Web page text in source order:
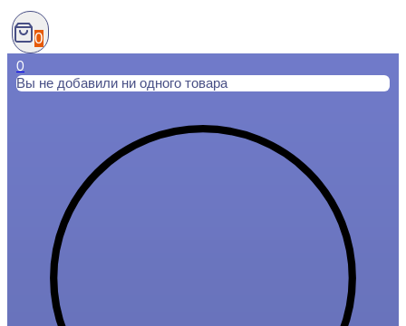
0
0
Вы не добавили ни одного товара